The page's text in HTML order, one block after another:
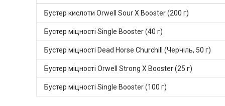
Бустер кислоти Orwell Sour X Booster (200 г)
Бустер міцності Single Booster (40 г)
Бустер міцності Dead Horse Churchill (Черчіль, 50 г)
Бустер міцності Orwell Strong X Booster (25 г)
Бустер міцності Single Booster (100 г)